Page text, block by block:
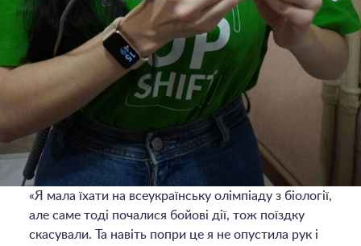
«Я мала їхати на всеукраїнську олімпіаду з біології,
але саме тоді почалися бойові дії, тож поїздку
скасували. Та навіть попри це я не опустила рук і